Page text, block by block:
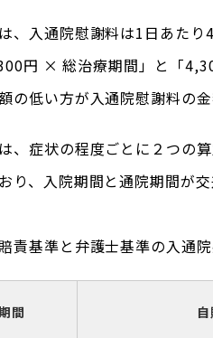
、入通院慰謝料は1日あたり
円 × 総治療期間」と「
の低い方が入通院慰謝料の金
、症状の程度ごとに２つの
り、入院期間と通院期間が
責基準と弁護士基準の入通
間